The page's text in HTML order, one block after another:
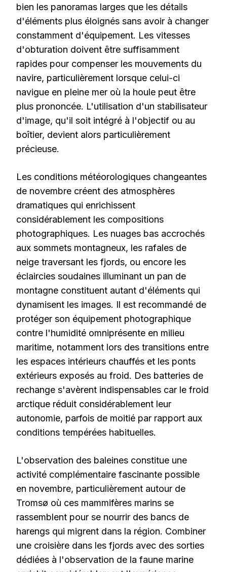
bien les panoramas larges que les détails
d'éléments plus éloignés sans avoir à changer
constamment d'équipement. Les vitesses
d'obturation doivent être suffisamment
rapides pour compenser les mouvements du
navire, particulièrement lorsque celui-ci
navigue en pleine mer où la houle peut être
plus prononcée. L'utilisation d'un stabilisateur
d'image, qu'il soit intégré à l'objectif ou au
boîtier, devient alors particulièrement
précieuse.
Les conditions météorologiques changeantes
de novembre créent des atmosphères
dramatiques qui enrichissent
considérablement les compositions
photographiques. Les nuages bas accrochés
aux sommets montagneux, les rafales de
neige traversant les fjords, ou encore les
éclaircies soudaines illuminant un pan de
montagne constituent autant d'éléments qui
dynamisent les images. Il est recommandé de
protéger son équipement photographique
contre l'humidité omniprésente en milieu
maritime, notamment lors des transitions entre
les espaces intérieurs chauffés et les ponts
extérieurs exposés au froid. Des batteries de
rechange s'avèrent indispensables car le froid
arctique réduit considérablement leur
autonomie, parfois de moitié par rapport aux
conditions tempérées habituelles.
L'observation des baleines constitue une
activité complémentaire fascinante possible
en novembre, particulièrement autour de
Tromsø où ces mammifères marins se
rassemblent pour se nourrir des bancs de
harengs qui migrent dans la région. Combiner
une croisière dans les fjords avec des sorties
dédiées à l'observation de la faune marine